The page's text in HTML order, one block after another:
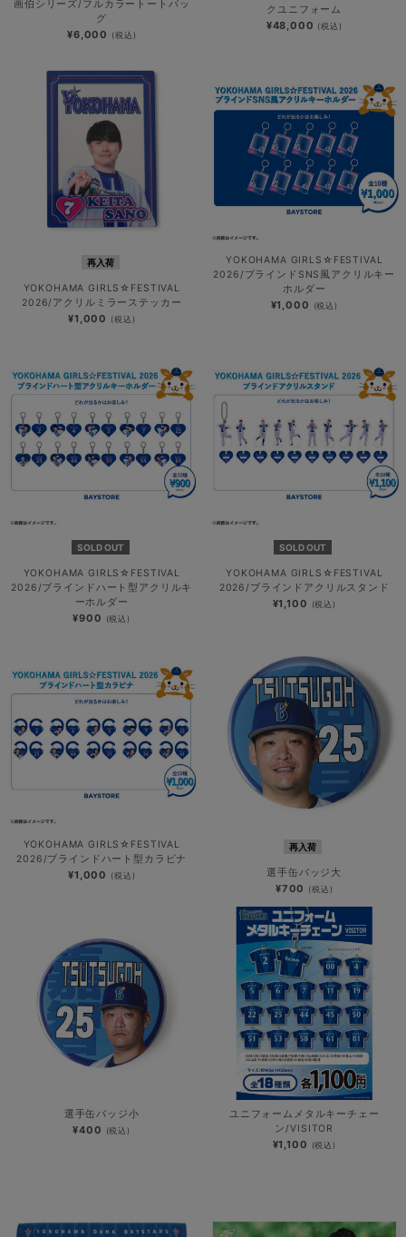
画伯シリーズ/フルカラートートバッ
グ
¥6,000 (税込)
クユニフォーム
¥48,000 (税込)
再入荷
YOKOHAMA GIRLS☆FESTIVAL
2026/アクリルミラーステッカー
¥1,000 (税込)
YOKOHAMA GIRLS☆FESTIVAL
2026/ブラインドSNS風アクリルキー
ホルダー
¥1,000 (税込)
SOLD OUT
YOKOHAMA GIRLS☆FESTIVAL
2026/ブラインドハート型アクリルキ
ーホルダー
¥900 (税込)
SOLD OUT
YOKOHAMA GIRLS☆FESTIVAL
2026/ブラインドアクリルスタンド
¥1,100 (税込)
YOKOHAMA GIRLS☆FESTIVAL
2026/ブラインドハート型カラビナ
¥1,000 (税込)
再入荷
選手缶バッジ大
¥700 (税込)
選手缶バッジ小
¥400 (税込)
ユニフォームメタルキーチェー
ン/VISITOR
¥1,100 (税込)